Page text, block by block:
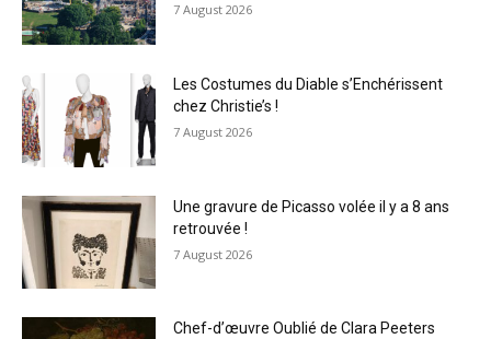
7 August 2026
Les Costumes du Diable s’Enchérissent
chez Christie’s !
7 August 2026
Une gravure de Picasso volée il y a 8 ans
retrouvée !
7 August 2026
Chef-d’œuvre Oublié de Clara Peeters